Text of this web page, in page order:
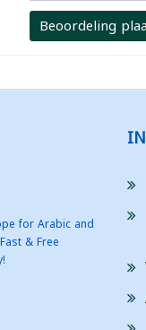
Beoordeling
for Arabic and
& Free